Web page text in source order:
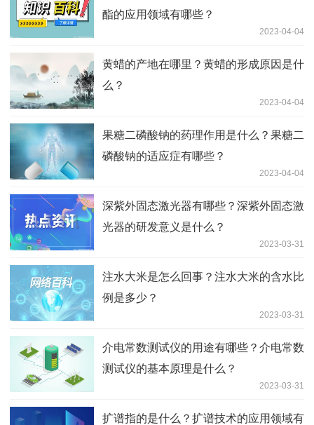
酯的应用领域有哪些？
2023-04-04
黄蜡的产地在哪里？黄蜡的形成原因是什
么？
2023-04-04
果糖二磷酸钠的药理作用是什么？果糖二
磷酸钠的适应症有哪些？
2023-04-04
深紫外固态激光器有哪些？深紫外固态激
光器的研发意义是什么？
2023-03-31
注水大米是怎么回事？注水大米的含水比
例是多少？
2023-03-31
介电常数测试仪的用途有哪些？介电常数
测试仪的基本原理是什么？
2023-03-31
扩谱指的是什么？扩谱技术的应用领域有